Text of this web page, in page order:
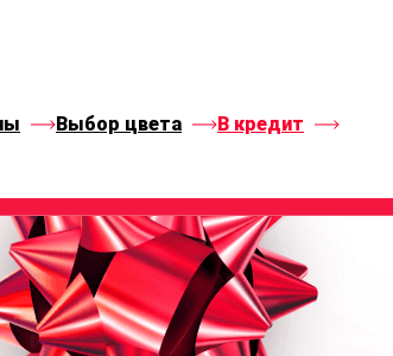
Выбор цвета
В кредит